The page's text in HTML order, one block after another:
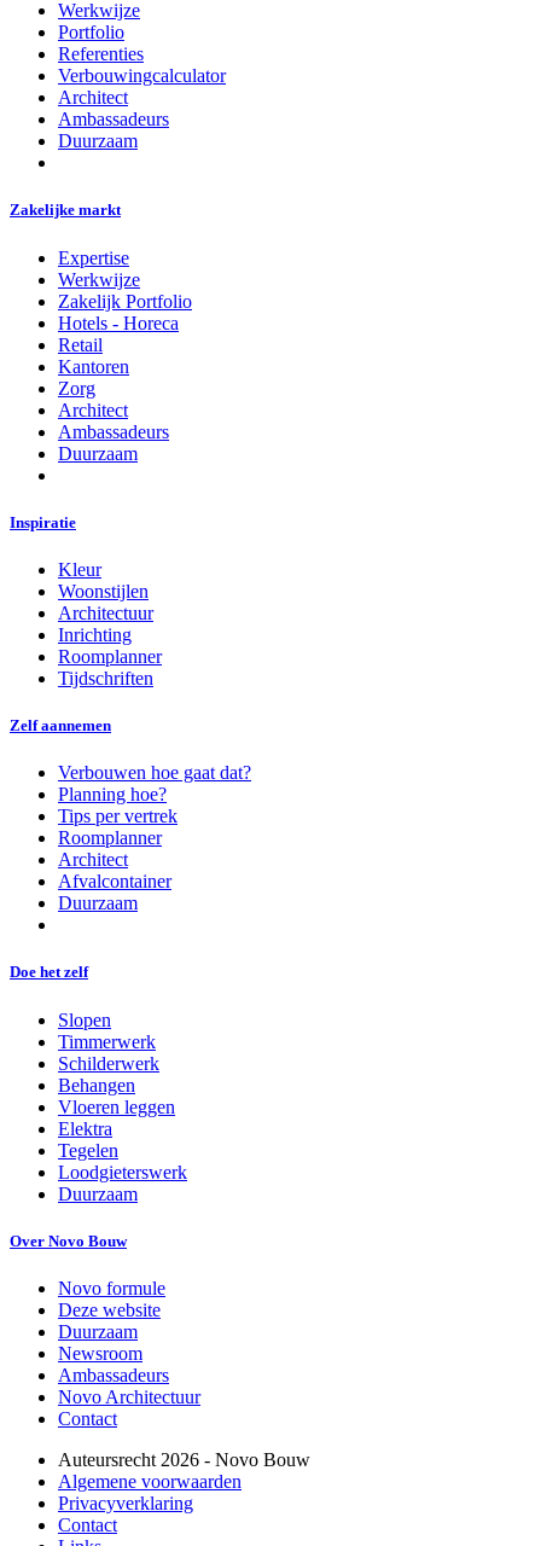
Werkwijze
Portfolio
Referenties
Verbouwingcalculator
Architect
Ambassadeurs
Duurzaam
Zakelijke markt
Expertise
Werkwijze
Zakelijk Portfolio
Hotels - Horeca
Retail
Kantoren
Zorg
Architect
Ambassadeurs
Duurzaam
Inspiratie
Kleur
Woonstijlen
Architectuur
Inrichting
Roomplanner
Tijdschriften
Zelf aannemen
Verbouwen hoe gaat dat?
Planning hoe?
Tips per vertrek
Roomplanner
Architect
Afvalcontainer
Duurzaam
Doe het zelf
Slopen
Timmerwerk
Schilderwerk
Behangen
Vloeren leggen
Elektra
Tegelen
Loodgieterswerk
Duurzaam
Over Novo Bouw
Novo formule
Deze website
Duurzaam
Newsroom
Ambassadeurs
Novo Architectuur
Contact
Auteursrecht 2026 - Novo Bouw
Algemene voorwaarden
Privacyverklaring
Contact